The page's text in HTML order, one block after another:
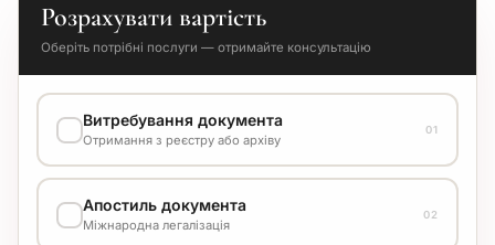
Розрахувати вартість
Оберіть потрібні послуги — отримайте консультацію
Витребування документа
Отримання з реєстру або архіву
01
ВАРІАНТ ВИКОНАННЯ
Уточнюйте вартість у менеджера
Апостиль документа
Міжнародна легалізація
02